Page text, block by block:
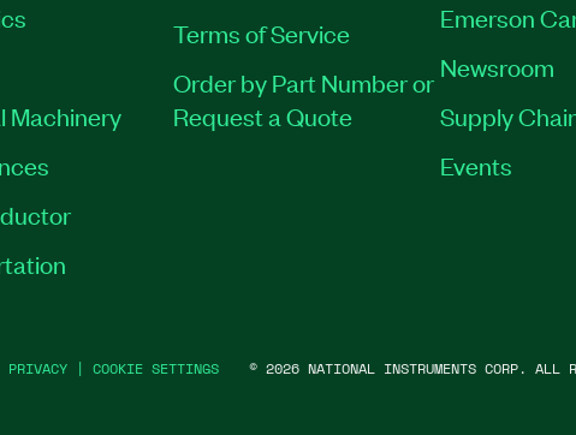
Machinery
Terms of Service
Order by Part Number or
Request a Quote
Emerson
Newsroom
Supply
Events
PRIVACY | COOKIE SETTINGS © 2026 NATIONAL INSTRUMENTS CORP. ALL